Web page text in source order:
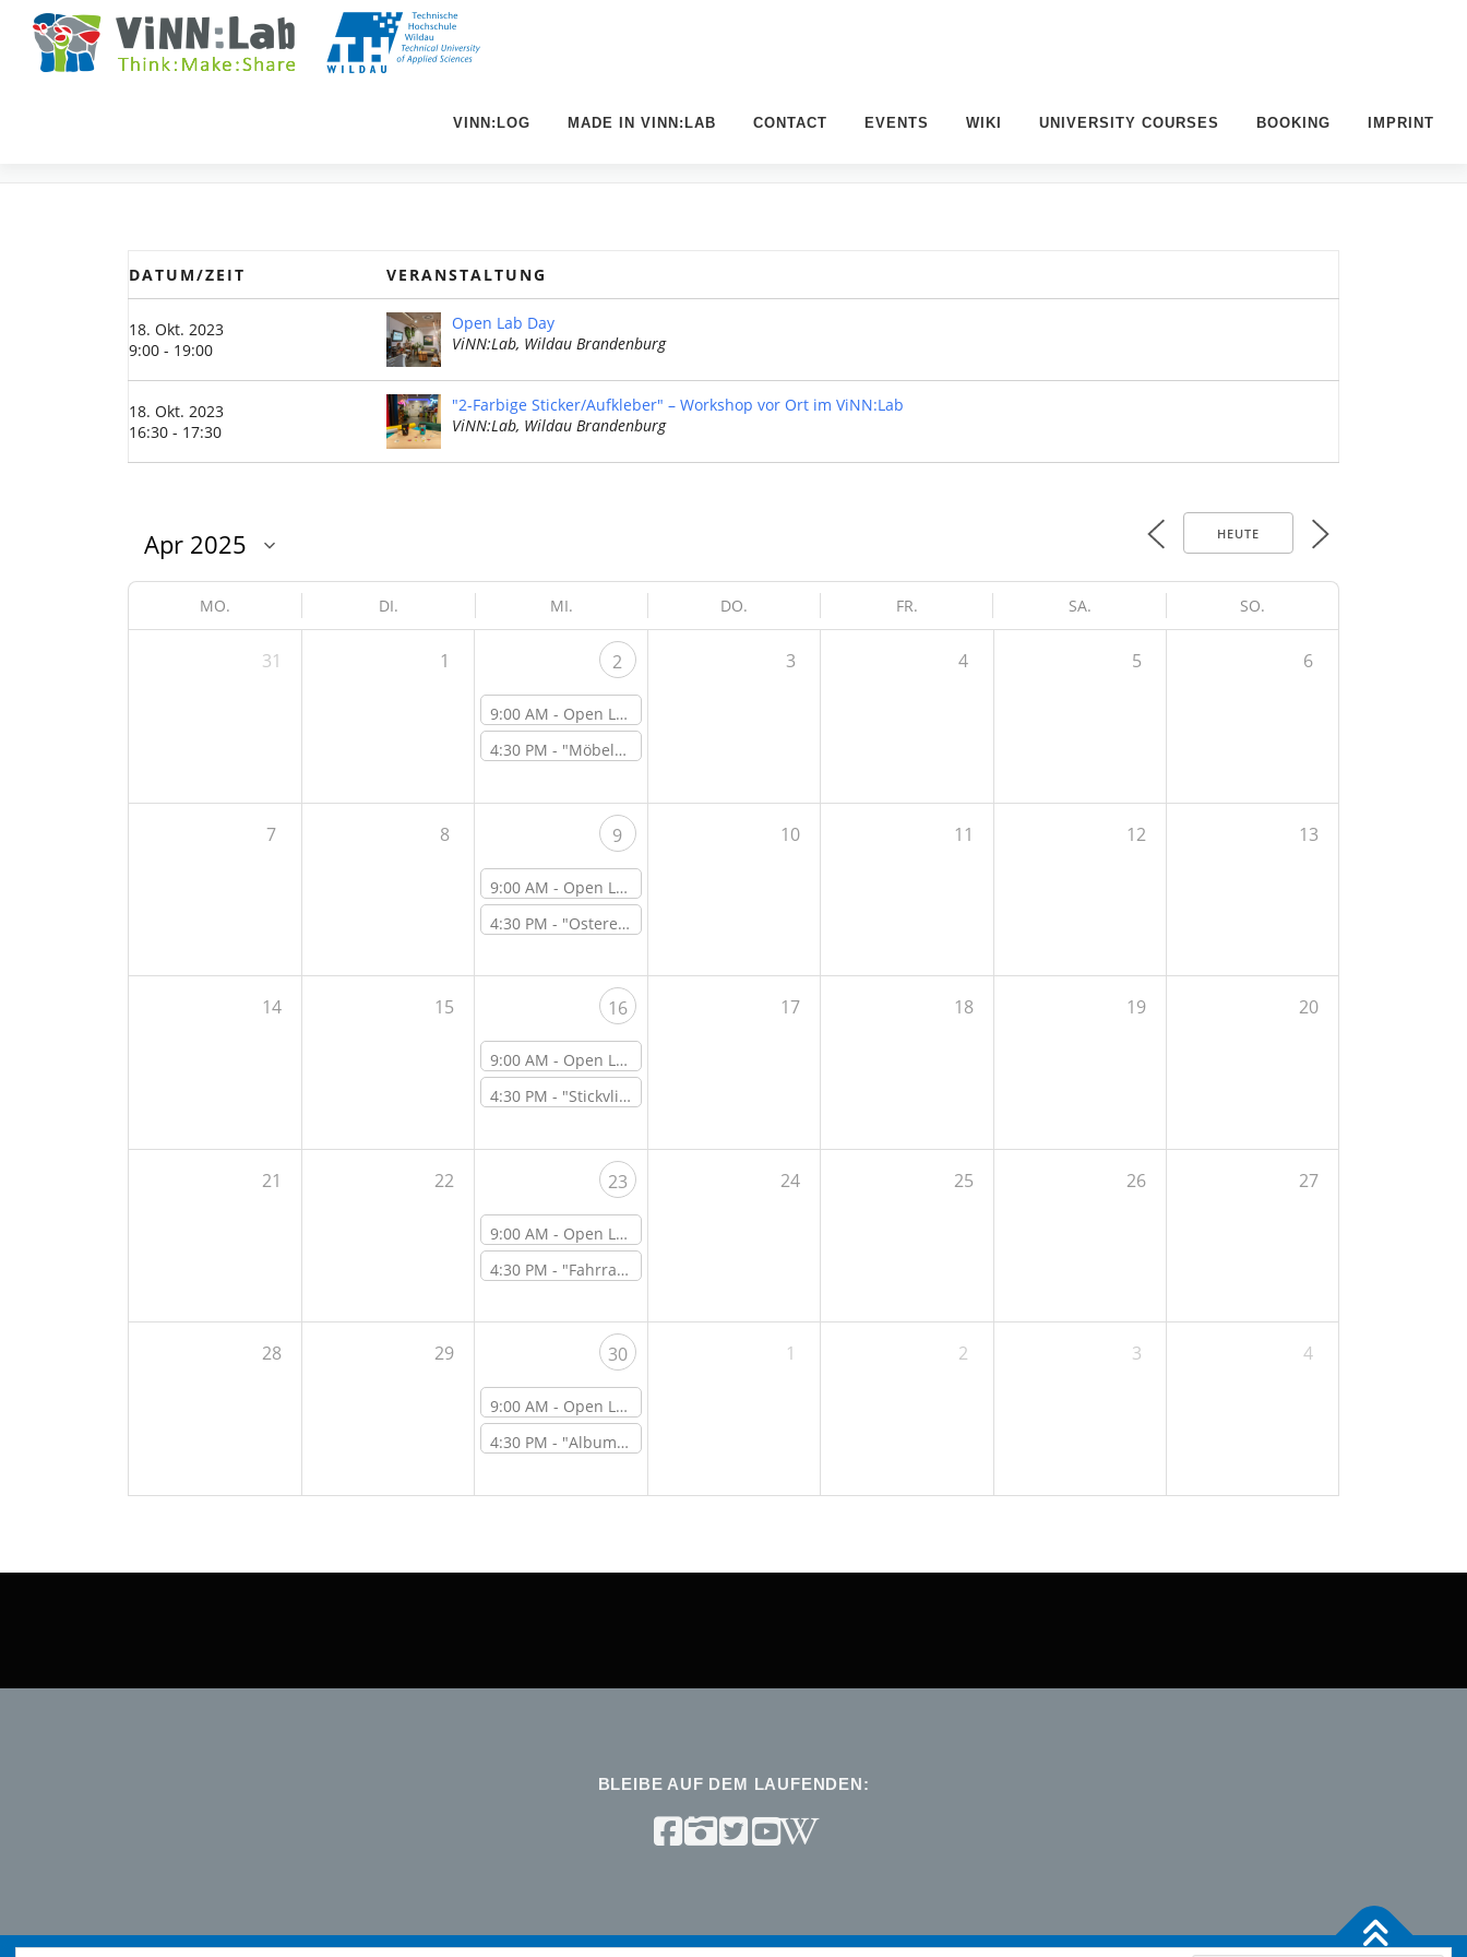
Inhalt
springen
VINN:LOG MADE IN VINN:LAB CONTACT EVENTS WIKI UNIVERSITY COURSES BOOKING IMPRINT
DATUM/ZEIT VERANSTALTUNG
18. Okt. 2023
9:00 - 19:00
Open Lab Day
ViNN:Lab, Wildau Brandenburg
18. Okt. 2023
16:30 - 17:30
"2-Farbige Sticker/Aufkleber" – Workshop vor Ort im ViNN:Lab
ViNN:Lab, Wildau Brandenburg
HEUTE
MO. DI. MI. DO. FR. SA. SO.
31 1 2
9:00 AM - Open Lab Day
4:30 PM - "Möbelbau für Anfänger – die Planung" – Online-Workshop
3 4 5 6
7 8 9
9:00 AM - Open Lab Day
4:30 PM - "Ostereier Hydrodipping mit Nagellack" – Workshop vor Ort im ViNN:Lab
10 11 12 13
14 15 16
9:00 AM - Open Lab Day
4:30 PM - "Stickvlies – Welches Vlies für welche Anwendung? " – Online-Workshop
17 18 19 20
21 22 23
9:00 AM - Open Lab Day
4:30 PM - "Fahrrad Repair Day – Gemeinsam wecken wir dein Fahrrad aus dem Winterschlaf" – Workshop vor Ort im ViNN:Lab
24 25 26 27
28 29 30
9:00 AM - Open Lab Day
4:30 PM - "Album-Shirtdesign – Textildruck & Illustrator Tutorial" – Online-Workshop
1 2 3 4
BLEIBE AUF DEM LAUFENDEN: